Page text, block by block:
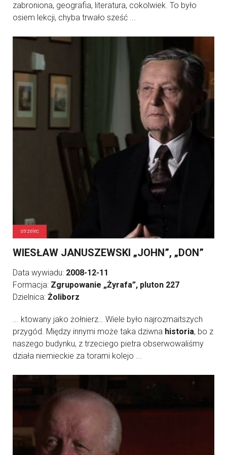
zabroniona, geografia, literatura, cokolwiek. To było
osiem lekcji, chyba trwało sześć ...
strzelec
WIESŁAW JANUSZEWSKI „JOHN”, „DON”
Data wywiadu: 2008-12-11
Formacja: Zgrupowanie „Żyrafa”, pluton 227
Dzielnica: Żoliborz
... ktowany jako żołnierz… Wiele było najrozmaitszych
przygód. Między innymi może taka dziwna historia, bo z
naszego budynku, z trzeciego pietra obserwowaliśmy
działa niemieckie za torami kolejo ...